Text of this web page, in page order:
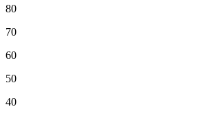
80
70
60
50
40